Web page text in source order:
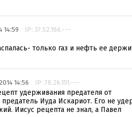
14:59 IP: 37.52.186.---
только газ и нефть ее
14:56 IP: 78.26.151.---
удерживания предателя от
Иуда Искариот. Его не
Иисус рецепта не знал, а Павел